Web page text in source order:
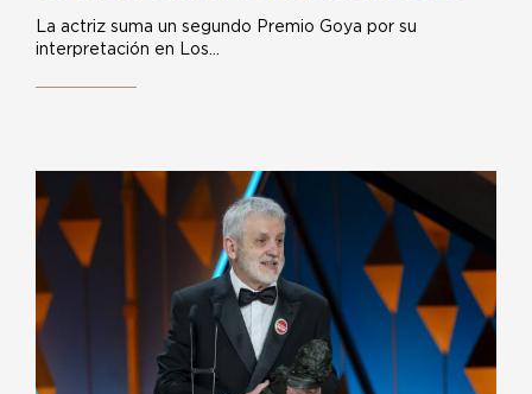
La actriz suma un segundo Premio Goya por su
interpretación en Los…